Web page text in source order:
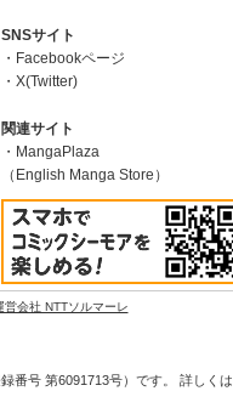
SNSサイト
Facebookページ
X(Twitter)
関連サイト
MangaPlaza
（English Manga Store）
営会社 NTTソルマーレ
番号 第6091713号）です。 詳しくは